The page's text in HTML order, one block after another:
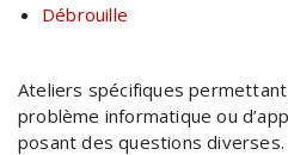
Débrouille
Ateliers spécifiques
problème informatique ou
posant des questions diverses.